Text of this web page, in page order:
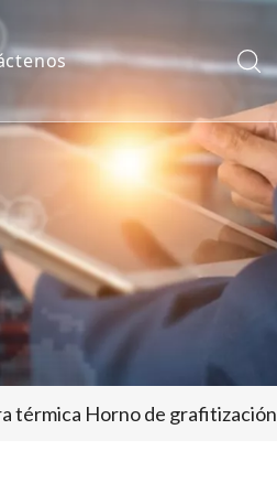
térmica Horno de grafitización